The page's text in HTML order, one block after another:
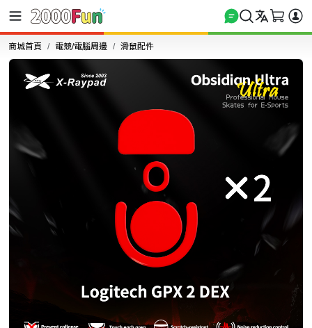
商城首頁 電競/電腦周邊 滑鼠配件